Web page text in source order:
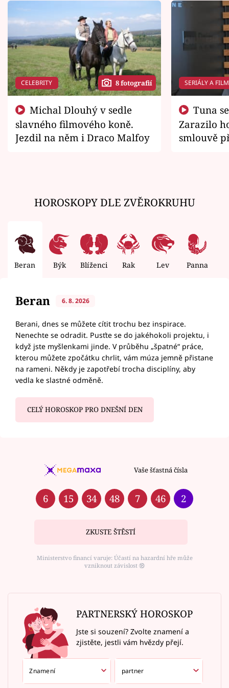
CELEBRITY 8 fotografií
slavného filmového koně.
Jezdil na něm i Draco Malfoy
SERIÁLY A
Zarazilo
smlouvě
HOROSKOPY DLE ZVĚROKRUHU
Beran Býk Blíženci Rak Lev Panna
Beran 6. 8. 2026
Berani, dnes se můžete cítit trochu bez inspirace.
Nenechte se odradit. Pusťte se do jakéhokoli projektu, i
když jste myšlenkami jinde. V průběhu „špatné“ práce,
kterou můžete zpočátku chrlit, vám múza jemně přistane
na rameni. Někdy je zapotřebí trocha disciplíny, aby
vedla ke slastné odměně.
CELÝ HOROSKOP PRO DNEŠNÍ DEN
Vaše šťastná čísla
6 15 34 48 7 46 2
ZKUSTE ŠTĚSTÍ
Ministerstvo financí varuje: Účastí na hazardní hře může
vzniknout závislost ⑱
PARTNERSKÝ HOROSKOP
Jste si souzení? Zvolte znamení a
zjistěte, jestli vám hvězdy přejí.